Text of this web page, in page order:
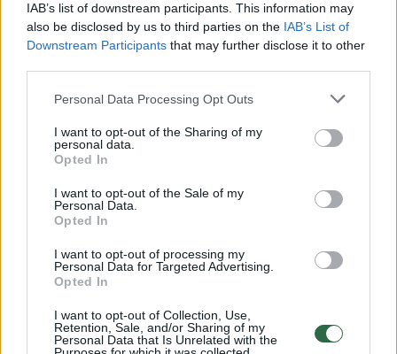
IAB’s list of downstream participants. This information may
also be disclosed by us to third parties on the IAB’s List of
Downstream Participants that may further disclose it to other
Personal Data Processing Opt Outs
I want to opt-out of the Sharing of my
personal data.
Opted In
I want to opt-out of the Sale of my
Personal Data.
Opted In
I want to opt-out of processing my
Personal Data for Targeted Advertising.
Opted In
I want to opt-out of Collection, Use,
Retention, Sale, and/or Sharing of my
Personal Data that Is Unrelated with the
klientų.
Daugiau nuotraukų (3)
Vos 2021 m. pavasarį pasirodęs modelis „Dacia Spring“
jau sulaukė sėkmės ir „Automobile Awards“